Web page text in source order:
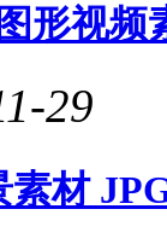
形视频
29
素材